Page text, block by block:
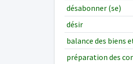
désabonner (se)
désir
balance des biens
préparation des